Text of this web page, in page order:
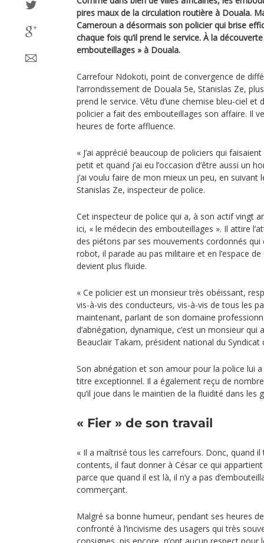
pires maux de la circulation routière à Douala.
Cameroun a désormais son policier qui brise
chaque fois qu’il prend le service. À la
embouteillages » à Douala.
Carrefour Ndokoti, point de convergence de
l’arrondissement de Douala 5e, Stanislas Ze,
prend le service. Vêtu d’une chemise bleu-ciel et
policier a fait des embouteillages son affaire. Il
heures de forte affluence.
« J’ai apprécié beaucoup de policiers qui
petit et quand j’ai eu l’occasion d’être aussi un
j’ai voulu faire de mon mieux un peu, en suivant
Stanislas Ze, inspecteur de police.
Cet inspecteur de police qui a, à son actif vingt
ici, « le médecin des embouteillages ». Il attire
des piétons par ses mouvements cordonnés qui
robot, il parade au pas militaire et en l’espace
devient plus fluide.
« Ce policier est un monsieur très obéissant,
vis-à-vis des conducteurs, vis-à-vis de tous les
maintenant, parlant de son domaine
d’abnégation, dynamique, c’est un monsieur
Beauclair Takam, président national du Syndicat
Son abnégation et son amour pour la police lui
titre exceptionnel. Il a également reçu de
qu’il joue dans le maintien de la fluidité dans les
« Fier » de son travail
« Il a maîtrisé tous les carrefours. Donc, quand
contents, il faut donner à César ce qui
parce que quand il est là, il n’y a pas
commerçant.
Malgré sa bonne humeur, pendant ses heures
confronté à l’incivisme des usagers qui très